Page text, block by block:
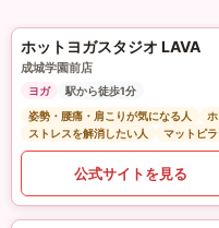
ホットヨガスタジオ LAVA
成城学園前店
ヨガ
駅から徒歩1分
姿勢・腰痛・肩こりが気になる人
ストレスを解消したい人
マットピ
公式サイトを見る